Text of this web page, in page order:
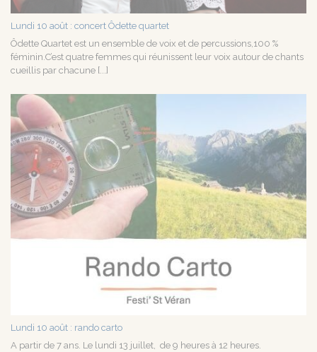
Lundi 10 août : concert Ôdette quartet
Ôdette Quartet est un ensemble de voix et de percussions,100 %
féminin.C’est quatre femmes qui réunissent leur voix autour de chants
cueillis par chacune [...]
Lundi 10 août : rando carto
A partir de 7 ans. Le lundi 13 juillet, de 9 heures à 12 heures.